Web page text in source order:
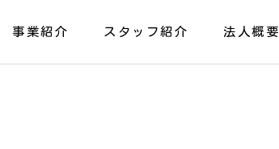
事業紹介 スタッフ紹介 法人概要